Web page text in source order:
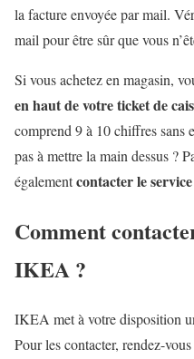
la facture envoyée par mail.
mailpour être sûr que vous
Si vous achetez en magasin,
en haut de votre ticket de
comprend 9 à 10 chiffres sans
pas à mettre la main dessus ?
égalementcontacter le
Comment
IKEA ?
IKEA met à votre disposition
Pour les contacter, rendez-